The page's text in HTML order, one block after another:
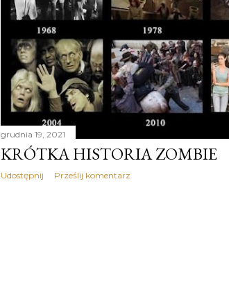
grudnia 19, 2021
KRÓTKA HISTORIA ZOMBIE
Udostępnij Prześlij komentarz